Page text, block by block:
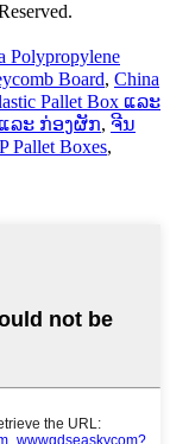
Polypropylene
Board, China
Pallet Box ແລະ
ລະ ກ່ອງຜັກ, ຈີນ
Pallet Boxes,